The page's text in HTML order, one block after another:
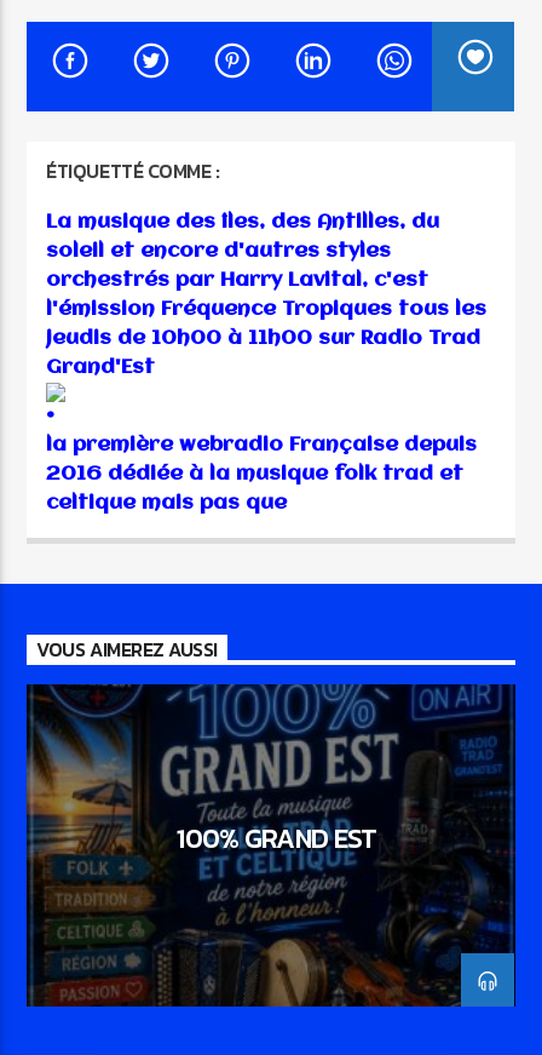
EMISSION EN COURS
18:10 24:00
Radio Trad Grand’Est
ÉTIQUETTÉ COMME :
La musique des îles, des Antilles, du
soleil et encore d'autres styles
orchestrés par Harry Lavital, c'est
l'émission Fréquence Tropiques tous les
jeudis de 10 h00 à 11h00 sur Radio Trad
Grand'Est
la première webradio Française depuis
2016 dédiée à la musique folk trad et
celtique mais pas que
VOUS AIMEREZ AUSSI
100% GRAND EST